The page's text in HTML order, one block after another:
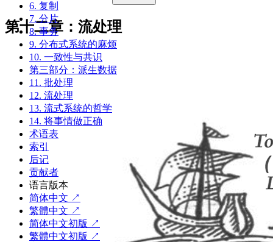
6. 复制
7. 分片
8. 事务
9. 分布式系统的麻烦
10. 一致性与共识
第三部分：派生数据
11. 批处理
12. 流处理
13. 流式系统的哲学
14. 将事情做正确
术语表
索引
后记
贡献者
语言版本
简体中文 ↗
繁體中文 ↗
简体中文初版 ↗
繁體中文初版 ↗
第十二章：流处理